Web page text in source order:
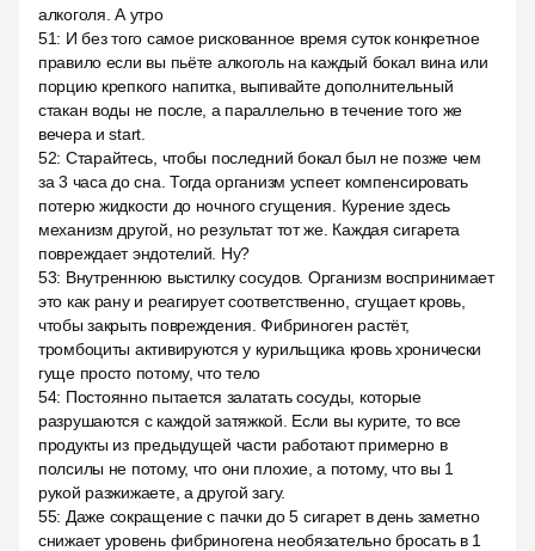
алкоголя. А утро
51: И без того самое рискованное время суток конкретное
правило если вы пьёте алкоголь на каждый бокал вина или
порцию крепкого напитка, выпивайте дополнительный
стакан воды не после, а параллельно в течение того же
вечера и start.
52: Старайтесь, чтобы последний бокал был не позже чем
за 3 часа до сна. Тогда организм успеет компенсировать
потерю жидкости до ночного сгущения. Курение здесь
механизм другой, но результат тот же. Каждая сигарета
повреждает эндотелий. Ну?
53: Внутреннюю выстилку сосудов. Организм воспринимает
это как рану и реагирует соответственно, сгущает кровь,
чтобы закрыть повреждения. Фибриноген растёт,
тромбоциты активируются у курильщика кровь хронически
гуще просто потому, что тело
54: Постоянно пытается залатать сосуды, которые
разрушаются с каждой затяжкой. Если вы курите, то все
продукты из предыдущей части работают примерно в
полсилы не потому, что они плохие, а потому, что вы 1
рукой разжижаете, а другой загу.
55: Даже сокращение с пачки до 5 сигарет в день заметно
снижает уровень фибриногена необязательно бросать в 1